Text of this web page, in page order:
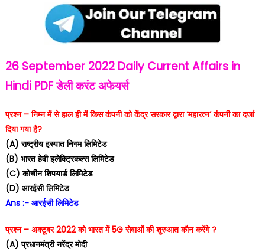
26 September 2022 Daily Current Affairs in
Hindi PDFडेली करंट अफेयर्स
प्रश्न – निम्न में से हाल ही में किस कंपनी को केंद्र सरकार द्वारा ‘महारत्न’ कंपनी का दर्जा
दिया गया है?
(A) राष्ट्रीय इस्पात निगम लिमिटेड
(B) भारत हेवी इलेक्ट्रिकल्स लिमिटेड
(C) कोचीन शिपयार्ड लिमिटेड
(D) आरईसी लिमिटेड
Ans :- आरईसी लिमिटेड
प्रश्न – अक्टूबर 2022 को भारत में 5G सेवाओं की शुरुआत कौन करेंगे ?
(A) प्रधानमंत्री नरेंद्र मोदी